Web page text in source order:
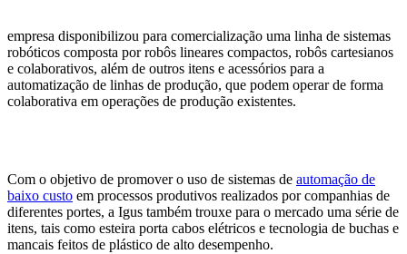
empresa disponibilizou para comercialização uma linha de sistemas
robóticos composta por robôs lineares compactos, robôs cartesianos
e colaborativos, além de outros itens e acessórios para a
automatização de linhas de produção, que podem operar de forma
colaborativa em operações de produção existentes.
Com o objetivo de promover o uso de sistemas de automação de
baixo custo em processos produtivos realizados por companhias de
diferentes portes, a Igus também trouxe para o mercado uma série de
itens, tais como esteira porta cabos elétricos e tecnologia de buchas e
mancais feitos de plástico de alto desempenho.